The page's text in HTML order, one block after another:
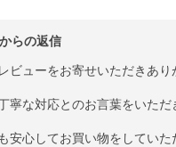
らの返信
ビューをお寄せいただきあり
寧な対応とのお言葉をいただ
安心してお買い物をしていた